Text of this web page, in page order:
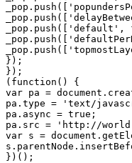
});
});
(function() {
var pa =
pa.type = 'text/
pa.async = true;
pa.src = 'http://
var s =
})();